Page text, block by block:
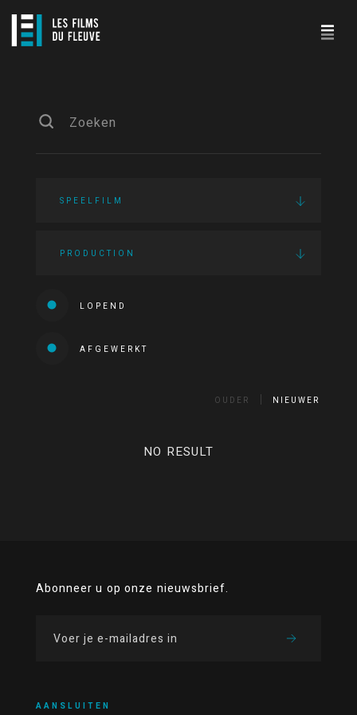
SPEELFILM
PRODUCTION
LOPEND
AFGEWERKT
OUDER NIEUWER
NO RESULT
Abonneer u op onze nieuwsbrief.
AANSLUITEN